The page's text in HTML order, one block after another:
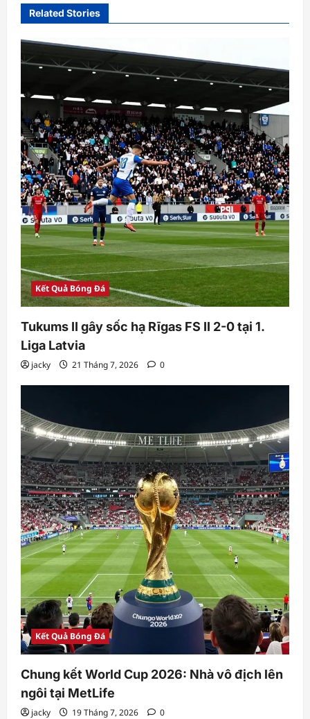
Related Stories
Kết Quả Bóng Đá
Tukums II gây sốc hạ Rīgas FS II 2-0 tại 1.
Liga Latvia
jacky 21 Tháng 7, 2026 0
Kết Quả Bóng Đá
Chung kết World Cup 2026: Nhà vô địch lên
ngôi tại MetLife
jacky 19 Tháng 7, 2026 0